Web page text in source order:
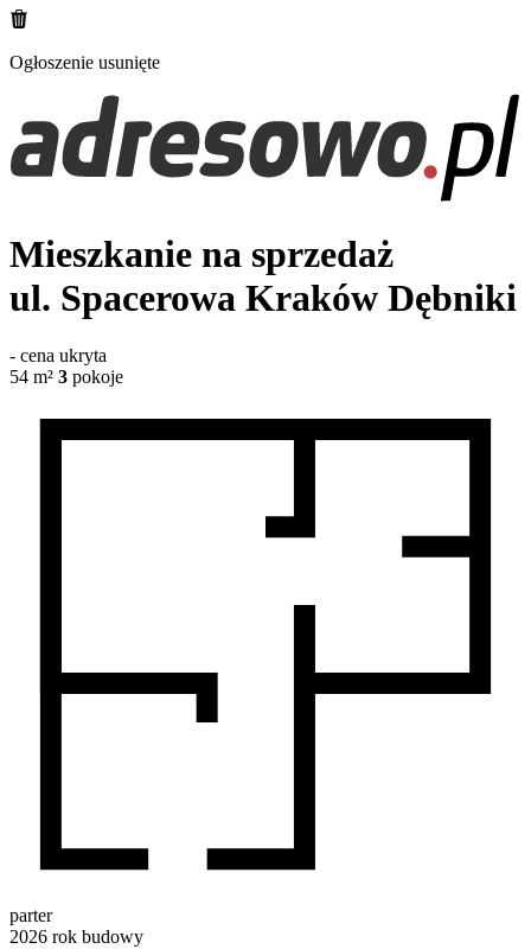
Ogłoszenie usunięte
Mieszkanie na sprzedaż
ul. Spacerowa Kraków Dębniki
- cena ukryta
54 m² 3 pokoje
parter
2026 rok budowy